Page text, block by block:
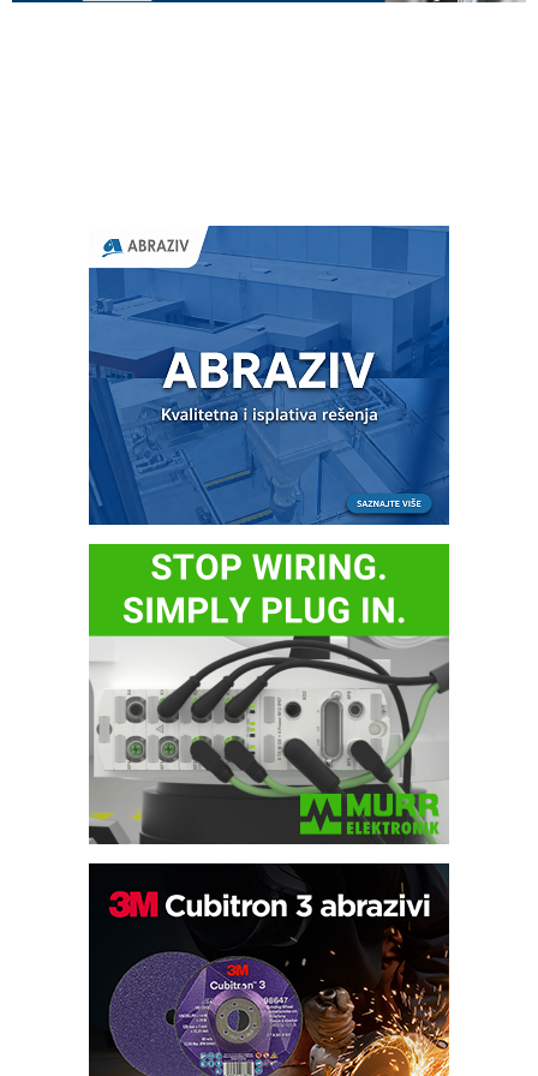
IB BLUMENAUER - više od 40 godina
poverenja u industriji
RMQ-TITAN ADVANCED INDICATOR
– Pametna signalizacija za efikasnije
upravljanje mašinama
Sigurnije ispitivanje transformatora u
solarnim elektranama i vetroparkovima